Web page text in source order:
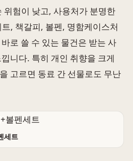
위험이 낮고, 사용처가 분명한
, 책갈피, 볼펜, 명함케이스처
로 쓸 수 있는 물건은 받는 사
니다. 특히 개인 취향을 크게
고르면 동료 간 선물로도 무난
세트